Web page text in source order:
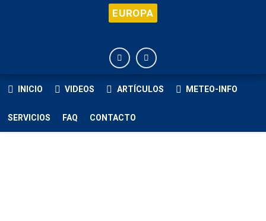
EUROPA
INICIO VIDEOS ARTÍCULOS METEO-INFO
SERVICIOS FAQ CONTACTO